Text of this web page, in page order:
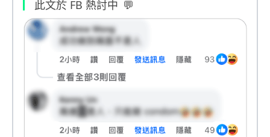
此文於 FB 熱討中 💬